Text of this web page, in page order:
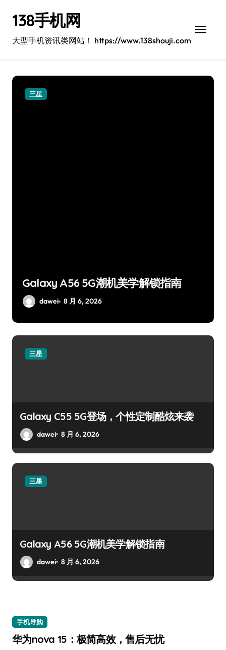
138手机网
大型手机资讯类网站！ https://www.138shouji.com
三星
Galaxy A56 5G潮机美学解锁指南
dawei 8 月 6, 2026
三星
Galaxy C55 5G登场，个性定制酷炫来袭
dawei 8 月 6, 2026
三星
Galaxy A56 5G潮机美学解锁指南
dawei 8 月 6, 2026
手机导购
华为nova 15：极简高效，售后无忧